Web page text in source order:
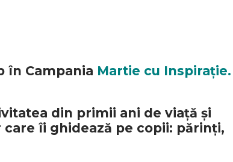
în Campania Martie cu Inspirație.
din primii ani de viață și
îi ghidează pe copii: părinți,